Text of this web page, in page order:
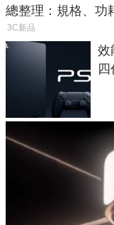
總整理：規格、功
3C新品
效